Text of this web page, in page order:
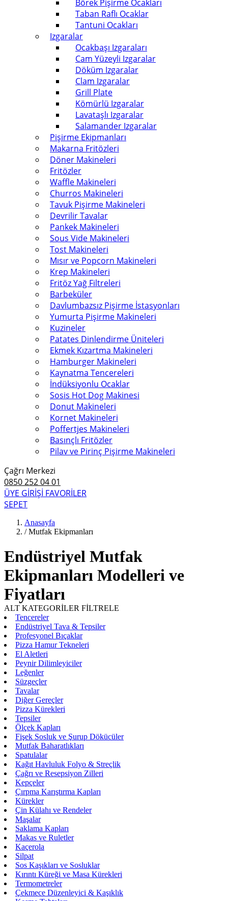
Börek Pişirme Ocakları
Taban Raflı Ocaklar
Tantuni Ocakları
Izgaralar
Ocakbaşı Izgaraları
Cam Yüzeyli Izgaralar
Döküm Izgaralar
Clam Izgaralar
Grill Plate
Kömürlü Izgaralar
Lavataşlı Izgaralar
Salamander Izgaralar
Pişirme Ekipmanları
Makarna Fritözleri
Döner Makineleri
Fritözler
Waffle Makineleri
Churros Makineleri
Tavuk Pişirme Makineleri
Devrilir Tavalar
Pankek Makineleri
Sous Vide Makineleri
Tost Makineleri
Mısır ve Popcorn Makineleri
Krep Makineleri
Fritöz Yağ Filtreleri
Barbeküler
Davlumbazsız Pişirme İstasyonları
Yumurta Pişirme Makineleri
Kuzineler
Patates Dinlendirme Üniteleri
Ekmek Kızartma Makineleri
Hamburger Makineleri
Kaynatma Tencereleri
İndüksiyonlu Ocaklar
Sosis Hot Dog Makinesi
Donut Makineleri
Kornet Makineleri
Poffertjes Makineleri
Basınçlı Fritözler
Pilav ve Pirinç Pişirme Makineleri
Çağrı Merkezi
0850 252 04 01
ÜYE GİRİŞİ FAVORİLER
SEPET
Anasayfa
/ Mutfak Ekipmanları
Endüstriyel Mutfak
Ekipmanları Modelleri ve
Fiyatları
ALT KATEGORİLER FİLTRELE
Tencereler
Endüstriyel Tava & Tepsiler
Profesyonel Bıçaklar
Pizza Hamur Tekneleri
El Aletleri
Peynir Dilimleyiciler
Leğenler
Süzgeçler
Tavalar
Diğer Gereçler
Pizza Kürekleri
Tepsiler
Ölçek Kapları
Fişek Sosluk ve Şurup Dökücüler
Mutfak Baharatlıkları
Spatulalar
Kağıt Havluluk Folyo & Streçlik
Çağrı ve Resepsiyon Zilleri
Kepçeler
Çırpma Karıştırma Kapları
Kürekler
Çin Külahı ve Rendeler
Maşalar
Saklama Kapları
Makas ve Ruletler
Kaçerola
Silpat
Sos Kaşıkları ve Sosluklar
Kırıntı Küreği ve Masa Kürekleri
Termometreler
Çekmece Düzenleyici & Kaşıklık